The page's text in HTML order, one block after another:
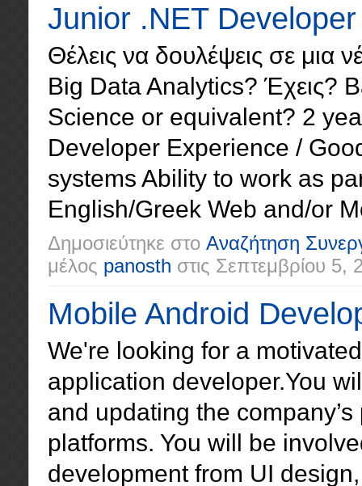
Junior .NET Developer
Θέλεις να δουλέψεις σε μια
Big Data Analytics? Έχεις?
Science or equivalent? 2
Developer Experience /
systems Ability to work as
English/Greek Web and/or
Δημοσιεύτηκε στο Αναζήτηση
μέλος panosth στις Σεπτεμβρίου 5,
Mobile Android
We're looking for a
application developer.You
and updating the
platforms. You will be
development from UI